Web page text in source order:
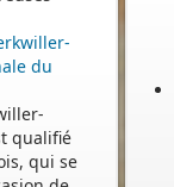
du
qualifié
qui se